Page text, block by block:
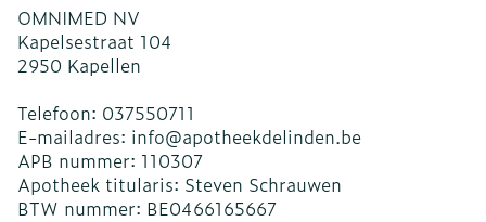
OMNIMED NV
Kapelsestraat 104
2950 Kapellen
Telefoon: 037550711
E-mailadres: info@apotheekdelinden.be
APB nummer: 110307
Apotheek titularis: Steven Schrauwen
BTW nummer: BE0466165667